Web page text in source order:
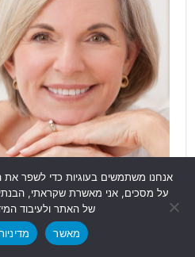
המרפאה שלו נמצאת
גן ומעניקה טיפולי
בטכנולוגיה חדשנית.
אנחנו משתמשים בעוגיות כדי לשפר את
על מסכים, אני מאשרת שקראתי,
של האתר ולעיבוד
מאשר